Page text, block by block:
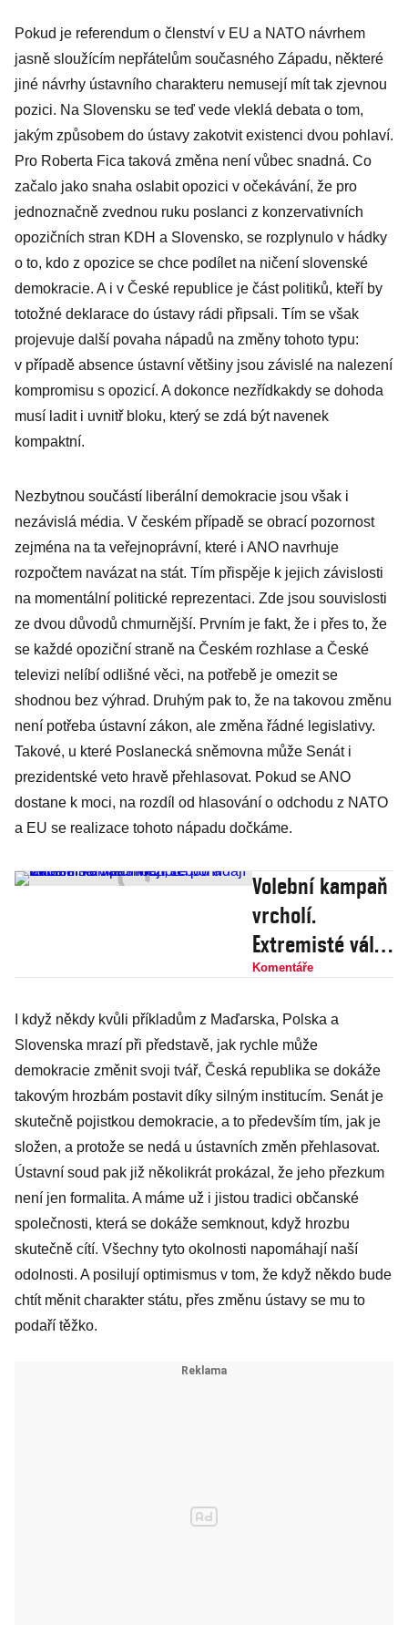
Pokud je referendum o členství v EU a NATO návrhem
jasně sloužícím nepřátelům současného Západu, některé
jiné návrhy ústavního charakteru nemusejí mít tak zjevnou
pozici. Na Slovensku se teď vede vleklá debata o tom,
jakým způsobem do ústavy zakotvit existenci dvou pohlaví.
Pro Roberta Fica taková změna není vůbec snadná. Co
začalo jako snaha oslabit opozici v očekávání, že pro
jednoznačně zvednou ruku poslanci z konzervativních
opozičních stran KDH a Slovensko, se rozplynulo v hádky
o to, kdo z opozice se chce podílet na ničení slovenské
demokracie. A i v České republice je část politiků, kteří by
totožné deklarace do ústavy rádi připsali. Tím se však
projevuje další povaha nápadů na změny tohoto typu:
v případě absence ústavní většiny jsou závislé na nalezení
kompromisu s opozicí. A dokonce nezřídkakdy se dohoda
musí ladit i uvnitř bloku, který se zdá být navenek
kompaktní.
Nezbytnou součástí liberální demokracie jsou však i
nezávislá média. V českém případě se obrací pozornost
zejména na ta veřejnoprávní, které i ANO navrhuje
rozpočtem navázat na stát. Tím přispěje k jejich závislosti
na momentální politické reprezentaci. Zde jsou souvislosti
ze dvou důvodů chmurnější. Prvním je fakt, že i přes to, že
se každé opoziční straně na Českém rozhlase a České
televizi nelíbí odlišné věci, na potřebě je omezit se
shodnou bez výhrad. Druhým pak to, že na takovou změnu
není potřeba ústavní zákon, ale změna řádné legislativy.
Takové, u které Poslanecká sněmovna může Senát i
prezidentské veto hravě přehlasovat. Pokud se ANO
dostane k moci, na rozdíl od hlasování o odchodu z NATO
a EU se realizace tohoto nápadu dočkáme.
Volební kampaň
vrcholí.
Extremisté válčí
mezi sebou a
slibují, že
pohlídají Babiše
Komentáře
I když někdy kvůli příkladům z Maďarska, Polska a
Slovenska mrazí při představě, jak rychle může
demokracie změnit svoji tvář, Česká republika se dokáže
takovým hrozbám postavit díky silným institucím. Senát je
skutečně pojistkou demokracie, a to především tím, jak je
složen, a protože se nedá u ústavních změn přehlasovat.
Ústavní soud pak již několikrát prokázal, že jeho přezkum
není jen formalita. A máme už i jistou tradici občanské
společnosti, která se dokáže semknout, když hrozbu
skutečně cítí. Všechny tyto okolnosti napomáhají naší
odolnosti. A posilují optimismus v tom, že když někdo bude
chtít měnit charakter státu, přes změnu ústavy se mu to
podaří těžko.